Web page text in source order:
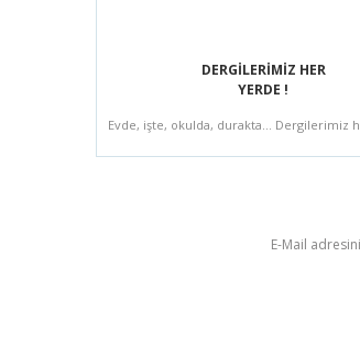
DERGİLERİMİZ HER
YERDE !
Evde, işte, okulda, durakta... Dergilerimiz